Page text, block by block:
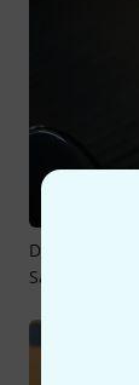
Das
Saiten mehr,